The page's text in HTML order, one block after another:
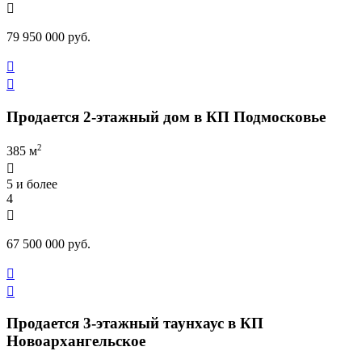

79 950 000 руб.


Продается 2-этажный дом в КП Подмосковье
385 м2

5 и более
4

67 500 000 руб.


Продается 3-этажный таунхаус в КП
Новоархангельское